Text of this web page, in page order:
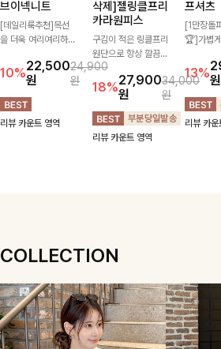
브이넥니트
[데일리룩추천]목선
을 더욱 여리여리하게
자인으로 깔끔한 무드
를 완성해주는 니트
🤍 부드러운 착용감
과 베이직한 실루엣으
로 단독은 물론 다양
10%22,500
원
24,900
원
리뷰 카운트 영역
삭제]젤링클프리
카라원피스
구김이 적은 링클프리
원단으로 항상 깔끔하
게 착용 가능하며 일
자로 떨어지는 넉넉한
핏으로 군살을 완벽히
커버해주는 원피스에
요🖤
18%27,900
원
34,000
원
리뷰 카운트 영역
프셔츠
[1만장돌
🏆]가볍
감, 여름
튼 셔츠❤️
핏과 스트
턴, 자연
엣으로 데
13%원
리뷰 카운
COLLECTION